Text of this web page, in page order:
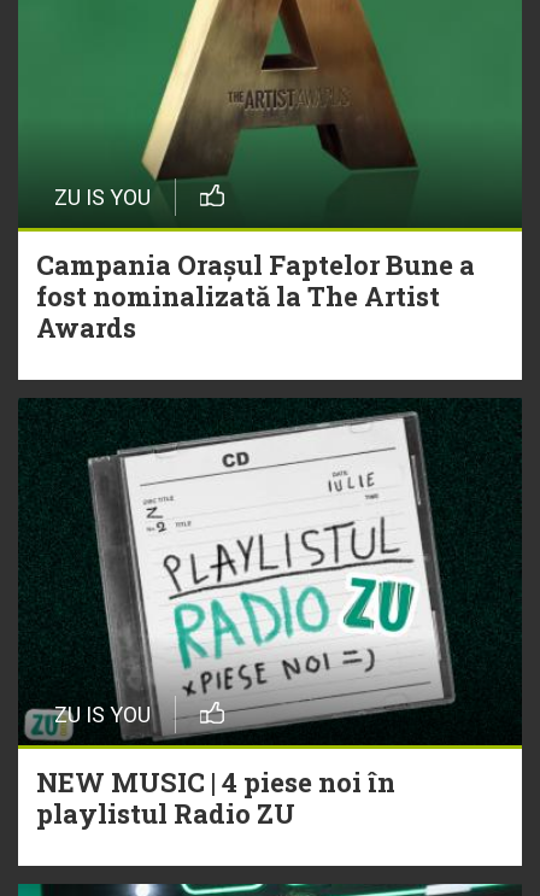
ZU IS YOU
Campania Orașul Faptelor Bune a
fost nominalizată la The Artist
Awards
ZU IS YOU
NEW MUSIC | 4 piese noi în
playlistul Radio ZU